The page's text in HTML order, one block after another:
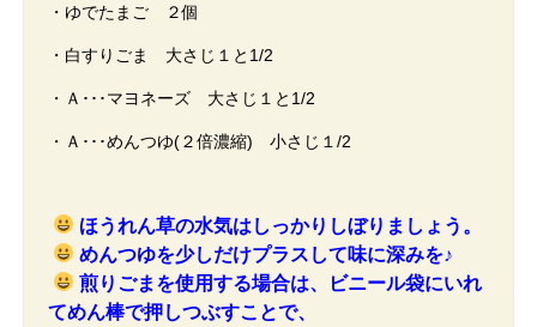
・ゆでたまご ２個
・白すりごま 大さじ１と1/2
・Ａ･･･マヨネーズ 大さじ１と1/2
・Ａ･･･めんつゆ(２倍濃縮) 小さじ１/2
ほうれん草の水気はしっかりしぼりましょう。
めんつゆを少しだけプラスして味に深みを♪
煎りごまを使用する場合は、ビニール袋にいれ
てめん棒で押しつぶすことで、